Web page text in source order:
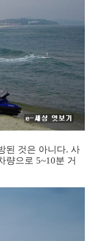
된 것은 아니다. 사
량으로 5~10분 거